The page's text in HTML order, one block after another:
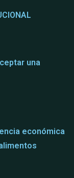
una
económica